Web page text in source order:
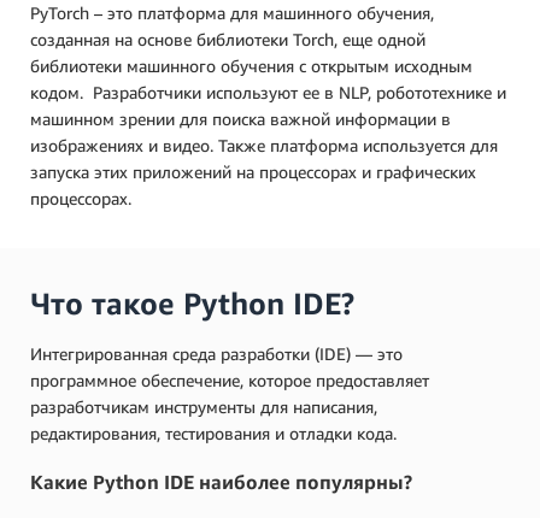
PyTorch – это платформа для машинного обучения,
созданная на основе библиотеки Torch, еще одной
библиотеки машинного обучения с открытым исходным
кодом. Разработчики используют ее в NLP, робототехнике и
машинном зрении для поиска важной информации в
изображениях и видео. Также платформа используется для
запуска этих приложений на процессорах и графических
процессорах.
Что такое Python IDE?
Интегрированная среда разработки (IDE) — это
программное обеспечение, которое предоставляет
разработчикам инструменты для написания,
редактирования, тестирования и отладки кода.
Какие Python IDE наиболее популярны?